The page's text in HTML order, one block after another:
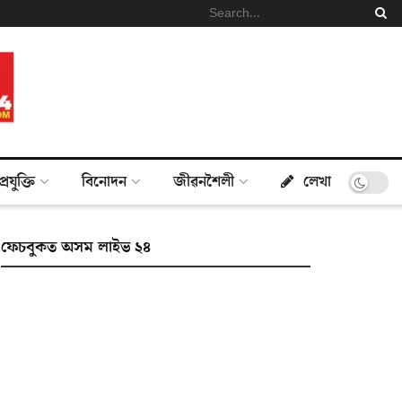
প্ৰযুক্তি বিনোদন জীৱনশৈলী লেখা
ফেচবুকত অসম লাইভ ২৪